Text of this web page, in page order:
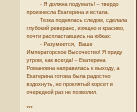
- Я должна подумать! – твердо
произнесла Екатерина и встала.
Тезка поднялась следом, сделала
глубокий реверанс, изящно и красиво,
почти распластавшись на юбках:
- Разумеется, Ваше
Императорское Высочество! Я приду
утром, как всегда! – Екатерина
Романовна направилась к выходу, а
Екатерина готова была радостно
вздохнуть, но проклятый корсет в
очередной раз не позволил.
***